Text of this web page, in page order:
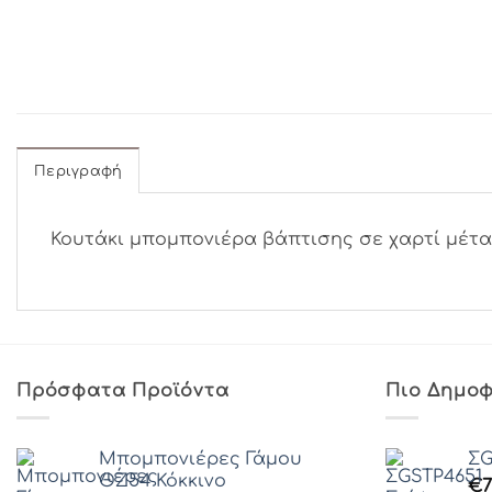
Περιγραφή
Κουτάκι μπομπονιέρα βάπτισης σε χαρτί
Πρόσφατα Προϊόντα
Μπομπονιέρες Γάμου
ΘZ54 Κόκκινο
Πιο
€